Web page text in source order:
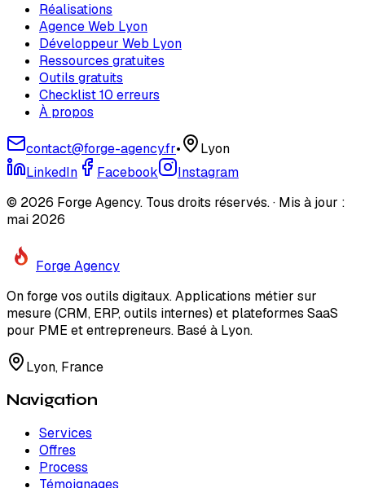
Réalisations
Agence Web Lyon
Développeur Web Lyon
Ressources gratuites
Outils gratuits
Checklist 10 erreurs
À propos
contact@forge-agency.fr•
Lyon
LinkedIn
Facebook
Instagram
© 2026 Forge Agency. Tous droits réservés. · Mis à jour :
mai 2026
ForgeAgency
On forge vos outils digitaux. Applications métier sur
mesure (CRM, ERP, outils internes) et plateformes SaaS
pour PME et entrepreneurs. Basé à Lyon.
Lyon, France
Navigation
Services
Offres
Process
Témoignages